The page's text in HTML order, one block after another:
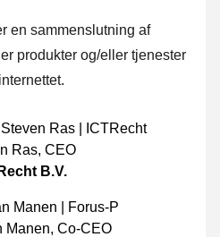
en sammenslutning af
produkter og/eller tjenester
Ras, CEO
B.V.
Manen, Co-CEO